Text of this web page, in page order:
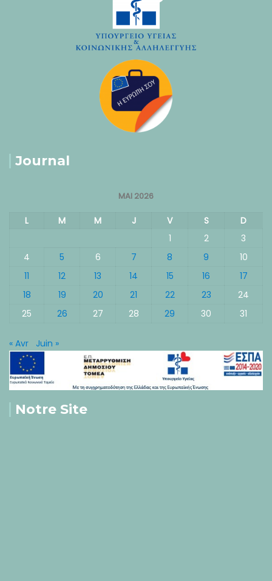
Journal
MAI 2026
L M M J V S
D
1
2
3
4
5 6 7 8 9
10
11
12 13 14 15 16
17
18
19 20 21 22 23
24
25
26 27 28 29 30 31
« Avr Juin »
Notre Site